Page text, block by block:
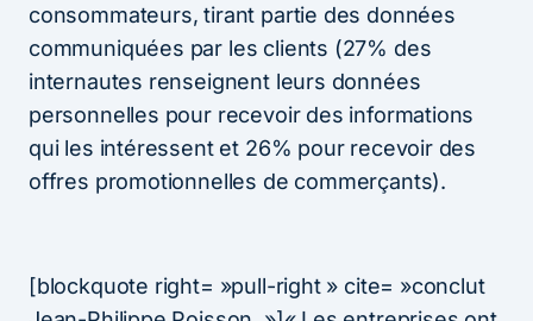
consommateurs, tirant partie des données
communiquées par les clients (27% des
internautes renseignent leurs données
personnelles pour recevoir des informations
qui les intéressent et 26% pour recevoir des
offres promotionnelles de commerçants).
[blockquote right= »pull-right » cite= »conclut